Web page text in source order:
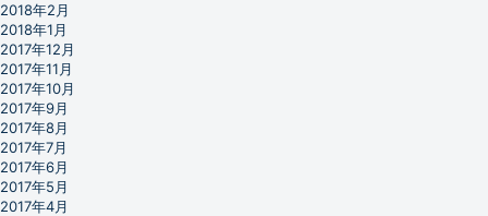
2018年2月
2018年1月
2017年12月
2017年11月
2017年10月
2017年9月
2017年8月
2017年7月
2017年6月
2017年5月
2017年4月